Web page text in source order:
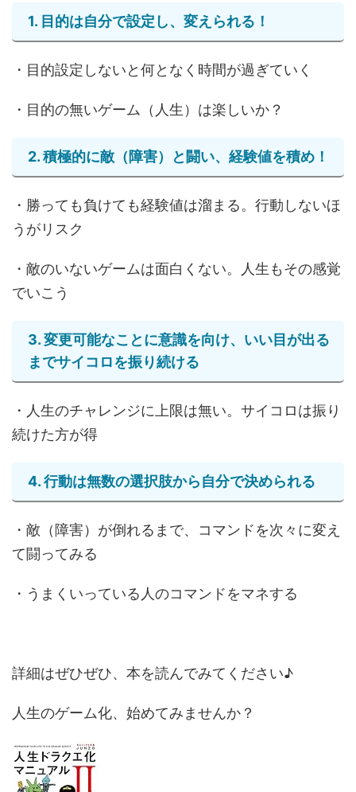
1. 目的は自分で設定し、変えられる！
・目的設定しないと何となく時間が過ぎていく
・目的の無いゲーム（人生）は楽しいか？
2. 積極的に敵（障害）と闘い、経験値を積め！
・勝っても負けても経験値は溜まる。行動しないほ
うがリスク
・敵のいないゲームは面白くない。人生もその感覚
でいこう
3. 変更可能なことに意識を向け、いい目が出る
までサイコロを振り続ける
・人生のチャレンジに上限は無い。サイコロは振り
続けた方が得
4. 行動は無数の選択肢から自分で決められる
・敵（障害）が倒れるまで、コマンドを次々に変え
て闘ってみる
・うまくいっている人のコマンドをマネする
詳細はぜひぜひ、本を読んでみてください♪
人生のゲーム化、始めてみませんか？